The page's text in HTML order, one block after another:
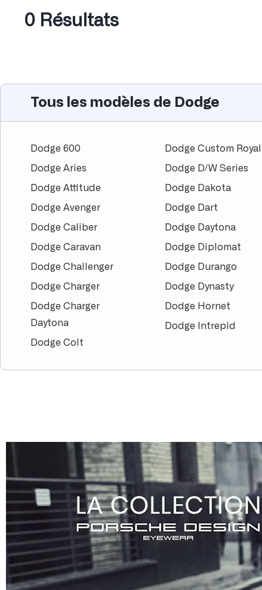
0 Résultats
Tous les modèles de Dodge
Dodge 600
Dodge Aries
Dodge Attitude
Dodge Avenger
Dodge Caliber
Dodge Caravan
Dodge Challenger
Dodge Charger
Dodge Charger
Daytona
Dodge Colt
Dodge Custom Royal
Dodge D/W Series
Dodge Dakota
Dodge Dart
Dodge Daytona
Dodge Diplomat
Dodge Durango
Dodge Dynasty
Dodge Hornet
Dodge Intrepid